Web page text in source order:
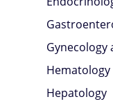
Gynecology
Hematology
Hepatology